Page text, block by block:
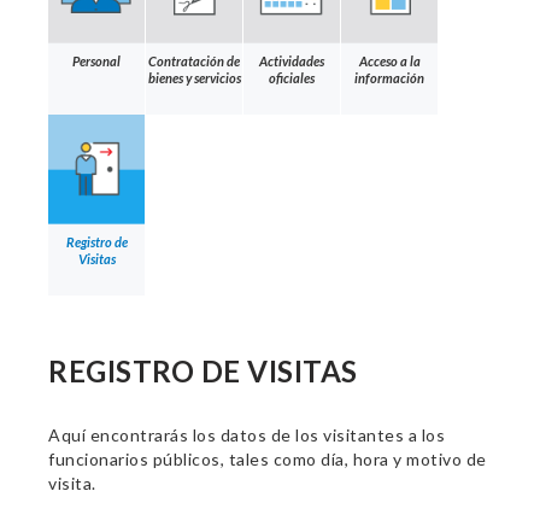
Personal
Contratación de
bienes y servicios
Actividades
oficiales
Acceso a la
información
Registro de
Visitas
REGISTRO DE VISITAS
Aquí encontrarás los datos de los visitantes a los
funcionarios públicos, tales como día, hora y motivo de
visita.